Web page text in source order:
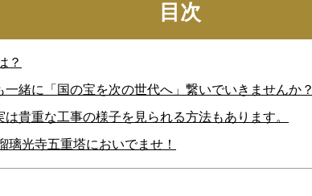
目次
？
緒に「国の宝を次の世代へ」繋いでいきませんか？
貴重な工事の様子を見られる方法もあります。
光寺五重塔においでませ！